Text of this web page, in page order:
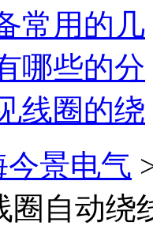
常用的几
哪些的分
线圈的绕
今景电气
圈自动绕